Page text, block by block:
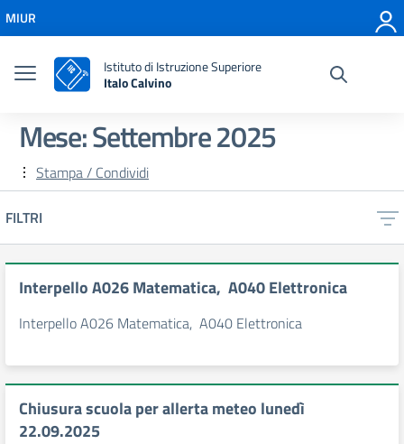
Vai al menu di navigazione
Vai al footer
MIUR
Istituto di Istruzione Superiore
Italo Calvino
Mese:Settembre 2025
Stampa / Condividi
FILTRI
Interpello A026 Matematica, A040 Elettronica
Interpello A026 Matematica, A040 Elettronica
Chiusura scuola per allerta meteo lunedì
22.09.2025